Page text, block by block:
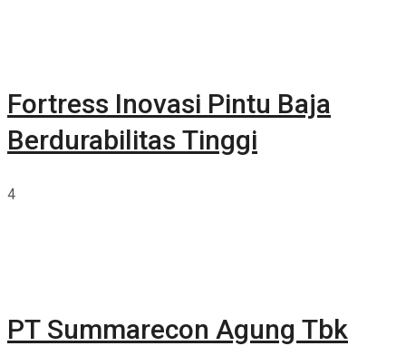
Fortress Inovasi Pintu Baja
Berdurabilitas Tinggi
4
PT Summarecon Agung Tbk